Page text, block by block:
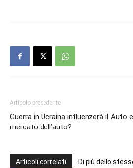
Articolo precedente
Guerra in Ucraina influenzerà il
mercato dell’auto?
Auto
Articoli correlati Di più dello